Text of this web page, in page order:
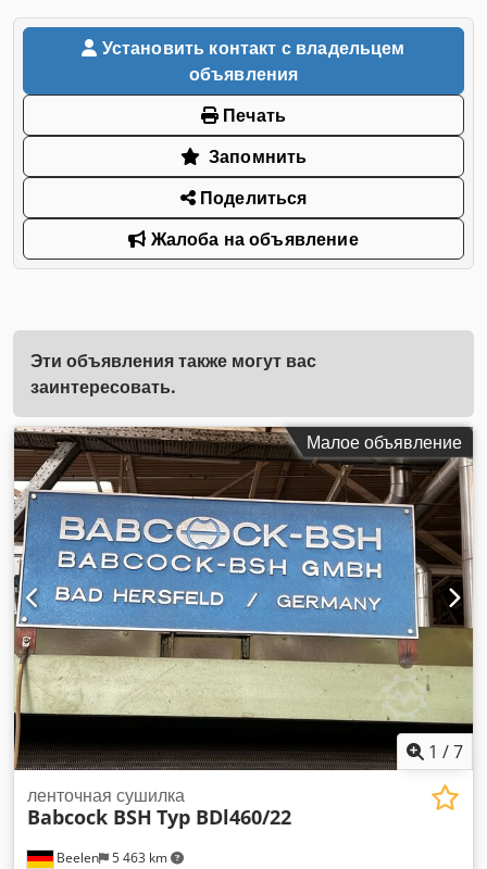
объявления
Печать
Запомнить
Поделиться
Жалоба на объявление
Эти объявления также могут вас
заинтересовать.
Малое объявление
1 /7
Beelen 5 463 km
ленточная сушилка
Babcock BSH Typ BDl460/22